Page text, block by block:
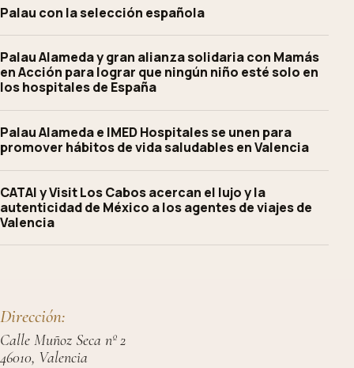
Palau con la selección española
Palau Alameda y gran alianza solidaria con Mamás
en Acción para lograr que ningún niño esté solo en
los hospitales de España
Palau Alameda e IMED Hospitales se unen para
promover hábitos de vida saludables en Valencia
CATAI y Visit Los Cabos acercan el lujo y la
autenticidad de México a los agentes de viajes de
Valencia
Dirección:
Calle Muñoz Seca nº 2
46010, Valencia